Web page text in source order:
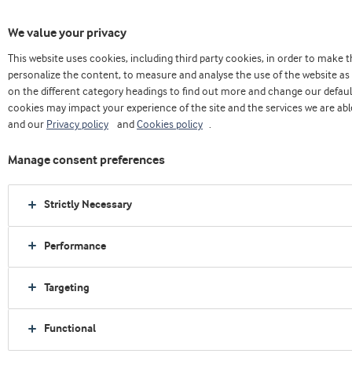
Home Sobre nós
Press releases
Arla Foods Ingredients fortalece sua presença nos EUA com acordo com a Valley
Queen
We value your privacy
This website uses cookies, including third party cookies, in order to make
personalize the content, to measure and analyse the use of the website
on the different category headings to find out more and change our
cookies may impact your experience of the site and the services we are
and our Privacy policy and Cookies policy .
Manage consent preferences
Strictly Necessary
Performance
Targeting
Functional